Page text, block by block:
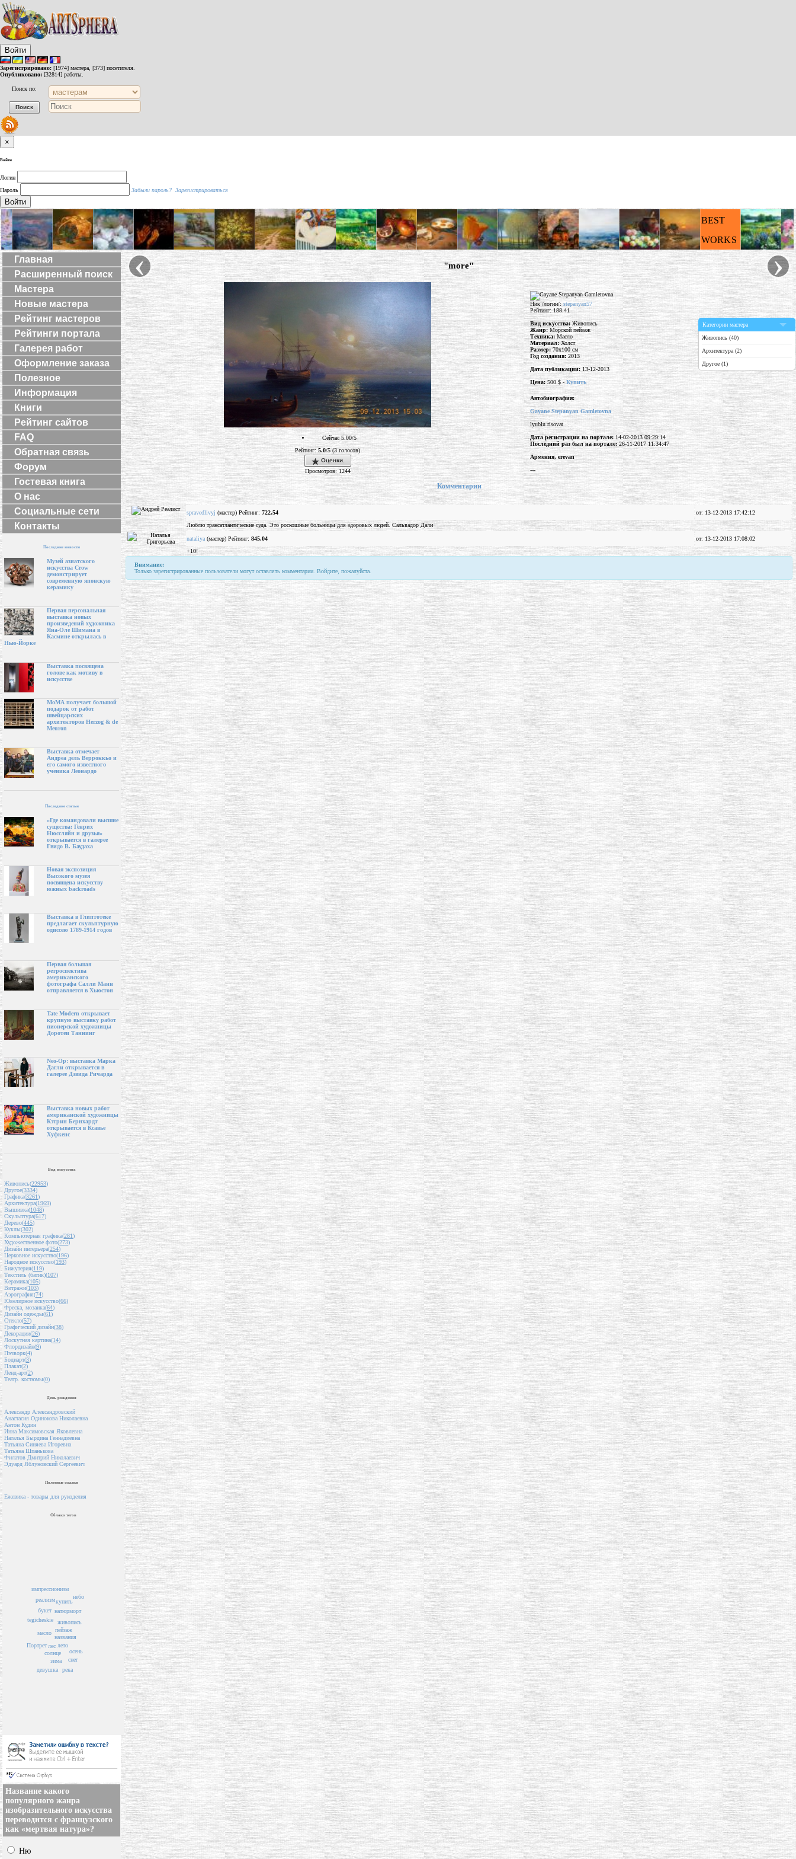
Войти
Зарегистрировано: [1974] мастера, [373] посетителя.
Опубликовано: [32814] работы.
Поиск по:
×
Войти
Логин
Пароль
Забыли пароль? Зарегистрироваться
Войти
BEST
WORKS
Главная
Расширенный поиск
Мастера
Новые мастера
Рейтинг мастеров
Рейтинги портала
Галерея работ
Оформление заказа
Полезное
Информация
Книги
Рейтинг сайтов
FAQ
Обратная связь
Форум
Гостевая книга
О нас
Социальные сети
Контакты
Последние новости
Музей азиатского
искусства Crow
демонстрирует
современную японскую
керамику
Первая персональная
выставка новых
произведений художника
Яна-Оле Шимана в
Касмине открылась в
Нью-Йорке
Выставка посвящена
голове как мотиву в
искусстве
МоМА получает большой
подарок от работ
швейцарских
архитекторов Herzog & de
Meuron
Выставка отмечает
Андреа дель Верроккьо и
его самого известного
ученика Леонардо
Последние статьи
«Где командовали высшие
существа: Генрих
Нюссляйн и друзья»
открывается в галерее
Гвидо В. Баудаха
Новая экспозиция
Высокого музея
посвящена искусству
южных backroads
Выставка в Глиптотеке
предлагает скульптурную
одиссею 1789-1914 годов
Первая большая
ретроспектива
американского
фотографа Салли Манн
отправляется в Хьюстон
Tate Modern открывает
крупную выставку работ
пионерской художницы
Доротеи Таннинг
Neo-Op: выставка Марка
Дагли открывается в
галерее Дэвида Ричарда
Выставка новых работ
американской художницы
Кэтрин Бернхардт
открывается в Ксавье
Хуфкенс
Вид искусства
Живопись(22953)
Другое(3334)
Графика(3261)
Архитектура(1969)
Вышивка(1048)
Скульптура(617)
Дерево(445)
Куклы(302)
Компьютерная графика(281)
Художественное фото(273)
Дизайн интерьера(254)
Церковное искусство(196)
Народное искусство(193)
Бижутерия(119)
Текстиль (батик)(107)
Керамика(105)
Витражи(103)
Аэрография(74)
Ювелирное искусство(66)
Фреска, мозаика(64)
Дизайн одежды(61)
Стекло(57)
Графический дизайн(38)
Декорации(26)
Лоскутная картина(14)
Флордизайн(9)
Пэчворк(4)
Бодиарт(3)
Плакат(2)
Ленд-арт(2)
Театр. костюмы(0)
День рождения
Александр Александровский
Анастасия Одинокова Николаевна
Антон Кудин
Инна Максимовская Яковлевна
Наталья Бырдина Геннадиевна
Татьяна Синяева Игоревна
Татьяна Шпанькова
Филатов Дмитрий Николаевич
Эдуард Яблуновский Сергеевич
Полезные ссылки
Ежевика - товары для рукоделия
Облако тегов
пейзаж
названия
живопись
лето
натюрморт
купить
солнце
лес
зима
осень
букет
масло
река
снег
tegicheskie
реализм небо
импрессионизм
Портрет
девушка
Название какого
популярного жанра
изобразительного искусства
переводится с французского
как «мертвая натура»?
Ню
‹ "more" ›
Сейчас 5.00/5
Рейтинг: 5.0/5 (3 голосов)
Оценки.
Просмотров: 1244
Ник /логин/: stepanyan57
Рейтинг: 188.41
Вид искусства: Живопись
Жанр: Морской пейзаж
Техника:Масло
Материал:Холст
Размер:70x100 см
Год создания: 2013
Дата публикации:13-12-2013
Цена:500 $ - Купить
Категории мастера
Живопись (40)
Архитектура (2)
Другое (1)
Автобиография:
Gayane Stepanyan Gamletovna
lyublu risovat
Дата регистрации на портале:14-02-2013 09:29:14
Последний раз был на портале:26-11-2017 11:34:47
Армения, erevan
---
Комментарии
spravedlivyj (мастер) Рейтинг: 722.54
от: 13-12-2013 17:42:12
Люблю трансатлантические суда. Это роскошные больницы для здоровых людей. Сальвадор Дали
nataliya (мастер) Рейтинг: 845.04
от: 13-12-2013 17:08:02
+10!
Внимание:
Только зарегистрированные пользователи могут оставлять комментарии. Войдите, пожалуйста.